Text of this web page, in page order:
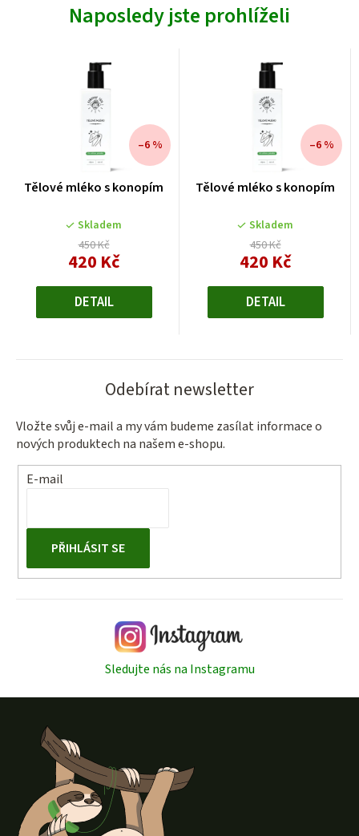
Naposledy jste prohlíželi
Tělové mléko s konopím
Skladem
450 Kč
–6 %
420 KčMěrná
DETAIL
Tělové mléko s konopím
Skladem
450 Kč
–6 %
420 KčMěrná
DETAIL
Odebírat newsletter
Vložte svůj e-mail a my vám budeme zasílat informace o
nových produktech na našem e-shopu.
E-mail
PŘIHLÁSIT SE
Sledujte nás na Instagramu